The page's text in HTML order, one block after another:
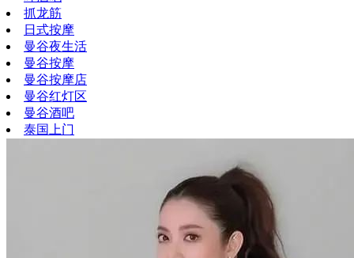
抓龙筋
日式按摩
曼谷夜生活
曼谷按摩
曼谷按摩店
曼谷红灯区
曼谷酒吧
泰国上门